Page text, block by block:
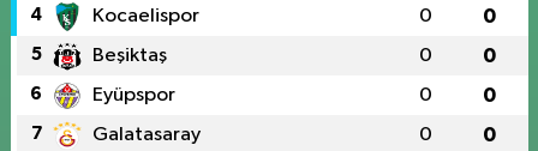
4 Kocaelispor 0 0
5 Beşiktaş 0 0
6 Eyüpspor 0 0
7 Galatasaray 0 0